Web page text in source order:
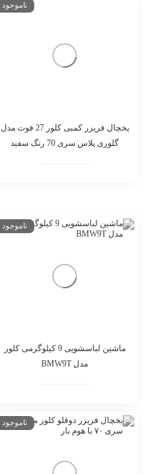
ناموجود
یخچال فریزر کمبی کلور 27 فوت مدل
گلوری پلاس سری 70 رنگ سفید
ناموجود
ماشین لباسشویی 9 کیلوگرمی کلور
مدل BMW9T
ناموجود